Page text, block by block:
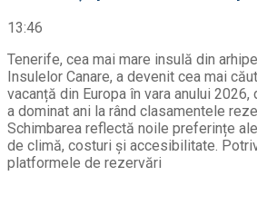
13:46
Tenerife, cea mai mare insulă din
Insulelor Canare, a devenit cea mai
vacanță din Europa în vara anului 2026,
a dominat ani la rând clasamentele
Schimbarea reflectă noile preferințe
de climă, costuri și accesibilitate.
platformele de rezervări